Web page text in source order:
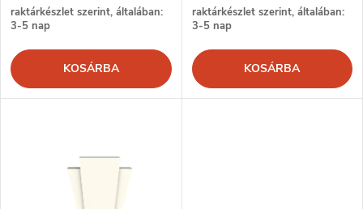
r
e
e
k
l
raktárkészlet szerint, általában:
3-5 nap
KOSÁRBA
raktárkészlet szerint, általában:
3-5 nap
KOSÁRBA